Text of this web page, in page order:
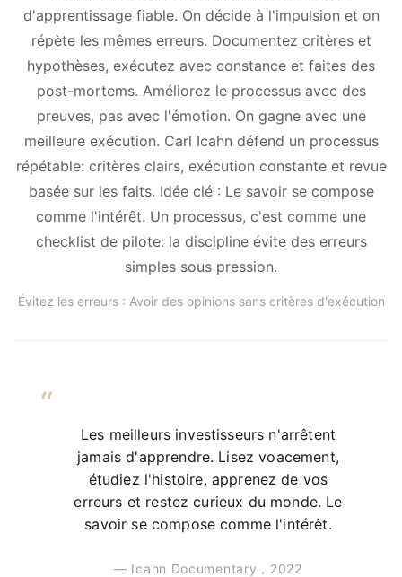
d'apprentissage fiable. On décide à l'impulsion et on
répète les mêmes erreurs. Documentez critères et
hypothèses, exécutez avec constance et faites des
post-mortems. Améliorez le processus avec des
preuves, pas avec l'émotion. On gagne avec une
meilleure exécution. Carl Icahn défend un processus
répétable: critères clairs, exécution constante et revue
basée sur les faits. Idée clé : Le savoir se compose
comme l'intérêt. Un processus, c'est comme une
checklist de pilote: la discipline évite des erreurs
simples sous pression.
Évitez les erreurs : Avoir des opinions sans critères d'exécution
Les meilleurs investisseurs n'arrêtent
jamais d'apprendre. Lisez voacement,
étudiez l'histoire, apprenez de vos
erreurs et restez curieux du monde. Le
savoir se compose comme l'intérêt.
— Icahn Documentary，2022